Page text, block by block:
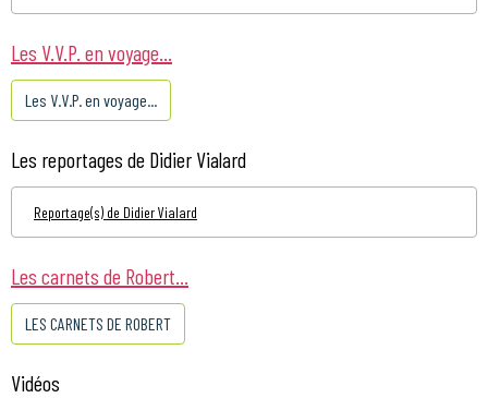
Les V.V.P. en voyage...
Les V.V.P. en voyage...
Les reportages de Didier Vialard
Reportage(s) de Didier Vialard
Les carnets de Robert...
LES CARNETS DE ROBERT
Vidéos